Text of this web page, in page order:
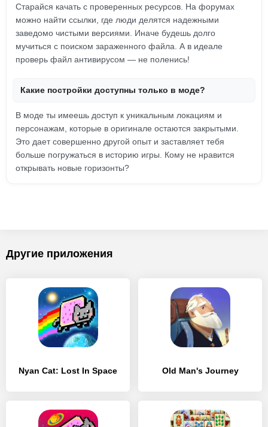
Старайся качать с проверенных ресурсов. На форумах
можно найти ссылки, где люди делятся надежными
заведомо чистыми версиями. Иначе будешь долго
мучиться с поиском зараженного файла. А в идеале
проверь файл антивирусом — не поленись!
Какие постройки доступны только в моде?
В моде ты имеешь доступ к уникальным локациям и
персонажам, которые в оригинале остаются закрытыми.
Это дает совершенно другой опыт и заставляет тебя
больше погружаться в историю игры. Кому не нравится
открывать новые горизонты?
Другие приложения
Nyan Cat: Lost In Space Old Man's Journey